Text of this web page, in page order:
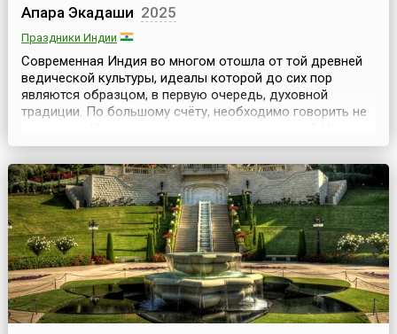
Апара Экадаши 2025
Праздники Индии
Современная Индия во многом отошла от той древней
ведической культуры, идеалы которой до сих пор
являются образцом, в первую очередь, духовной
традиции. По большому счёту, необходимо говорить не
о культуре отношений, остатки которой можно
обнаружить при изучении древних культур. Что же
находится в основании древнейшей традиции
празднования...